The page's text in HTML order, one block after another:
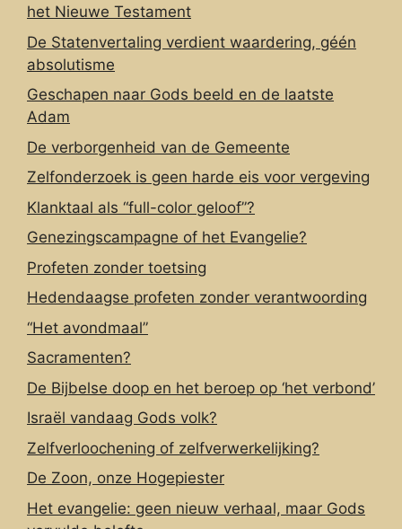
het Nieuwe Testament
De Statenvertaling verdient waardering, géén
absolutisme
Geschapen naar Gods beeld en de laatste
Adam
De verborgenheid van de Gemeente
Zelfonderzoek is geen harde eis voor vergeving
Klanktaal als “full-color geloof”?
Genezingscampagne of het Evangelie?
Profeten zonder toetsing
Hedendaagse profeten zonder verantwoording
“Het avondmaal”
Sacramenten?
De Bijbelse doop en het beroep op ‘het verbond’
Israël vandaag Gods volk?
Zelfverloochening of zelfverwerkelijking?
De Zoon, onze Hogepiester
Het evangelie: geen nieuw verhaal, maar Gods